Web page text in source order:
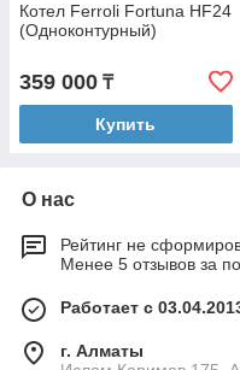
Котел Ferroli Fortuna HF24
(Одноконтурный)
359 000 ₸
Купить
О нас
Рейтинг не
Менее 5 отзывов за
Работает с
г. Алматы